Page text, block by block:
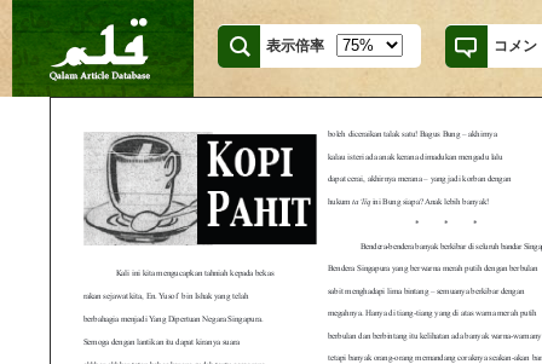
表示倍率 コメン